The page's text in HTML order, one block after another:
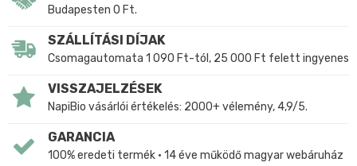
Budapesten 0 Ft.
SZÁLLÍTÁSI DÍJAK
Csomagautomata 1 090 Ft-tól, 25 000 Ft felett ingyenes
VISSZAJELZÉSEK
NapiBio vásárlói értékelés: 2000+ vélemény, 4,9/5.
GARANCIA
100% eredeti termék • 14 éve működő magyar webáruház